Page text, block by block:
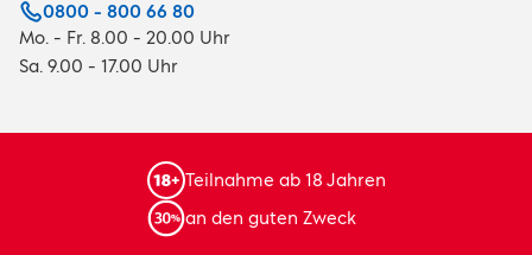
0800 - 800 66 80
Mo. - Fr. 8.00 - 20.00 Uhr
Sa. 9.00 - 17.00 Uhr
Teilnahme ab 18 Jahren
an den guten Zweck